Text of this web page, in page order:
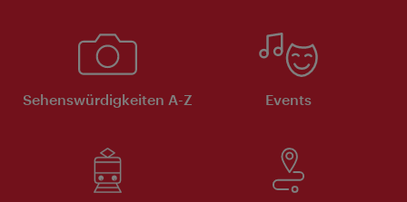
Sehenswürdigkeiten A-Z Events